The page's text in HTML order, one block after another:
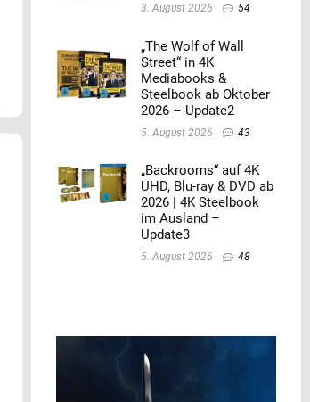
3. August 2026 54
„The Wolf of Wall
Street“ in 4K
Mediabooks &
Steelbook ab Oktober
2026 – Update2
5. August 2026 43
„Backrooms“ auf 4K
UHD, Blu-ray & DVD ab
2026 | 4K Steelbook
im Ausland –
Update3
5. August 2026 48